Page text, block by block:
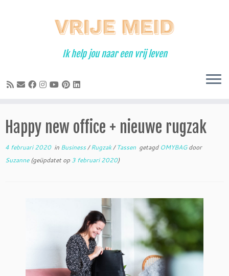
Ik help jou naar een vrij leven
Happy new office + nieuwe rugzak
4 februari 2020in Business/Rugzak/Tassen getagd OMYBAGdoor
Suzanne(geüpdatet op 3 februari 2020)